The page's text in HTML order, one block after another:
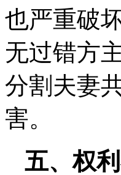
也严重破
无过错方
分割夫妻
害。
五、权